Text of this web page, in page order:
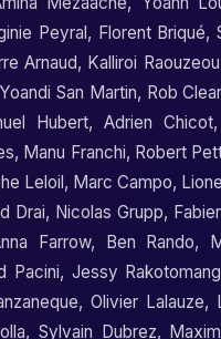
Peyral, Florent Briqué,
Arnaud, Kalliroi Raouzeou
Yoandi San Martin, Rob
Hubert,Adrien Chicot,
, Manu Franchi, Robert
Leloil, Marc Campo,
Drai, Nicolas Grupp,
Farrow, Ben Rando,
Pacini, Jessy
,Olivier Lalauze,
, Sylvain Dubrez,